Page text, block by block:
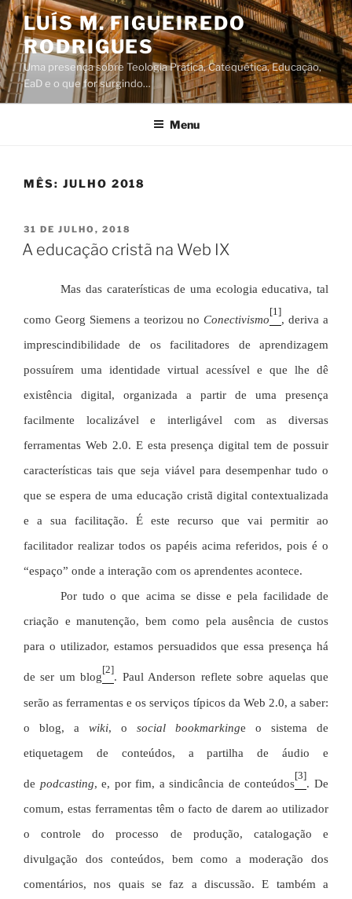
Saltar
para
o
conteúdo
LUÍS M. FIGUEIREDO
RODRIGUES
Uma presença sobre Teologia Prática, Catequética, Educação,
EaD e o que for surgindo…
Menu
MÊS: JULHO 2018
PUBLICADO
EM
31 DE JULHO, 2018
A educação cristã na Web IX
Mas das caraterísticas de uma ecologia educativa, tal
como Georg Siemens a teorizou noConectivismo
[1]
, deriva a
imprescindibilidade de os facilitadores de aprendizagem
possuírem uma identidade virtual acessível e que lhe dê
existência digital, organizada a partir de uma presença
facilmente localizável e interligável com as diversas
ferramentas Web 2.0. E esta presença digital tem de possuir
características tais que seja viável para desempenhar tudo o
que se espera de uma educação cristã digital contextualizada
e a sua facilitação. É este recurso que vai permitir ao
facilitador realizar todos os papéis acima referidos, pois é o
“espaço” onde a interação com os aprendentes acontece.
Por tudo o que acima se disse e pela facilidade de
criação e manutenção, bem como pela ausência de custos
para o utilizador, estamos persuadidos que essa presença há
de ser um blog
[2]
. Paul Anderson reflete sobre aquelas que
serão as ferramentas e os serviços típicos da Web 2.0, a saber:
o blog, a wiki, o social bookmarkinge o sistema de
etiquetagem de conteúdos, a partilha de áudio e
de podcasting, e, por fim, a sindicância de conteúdos
[3]
. De
comum, estas ferramentas têm o facto de darem ao utilizador
o controle do processo de produção, catalogação e
divulgação dos conteúdos, bem como a moderação dos
comentários, nos quais se faz a discussão. E também a